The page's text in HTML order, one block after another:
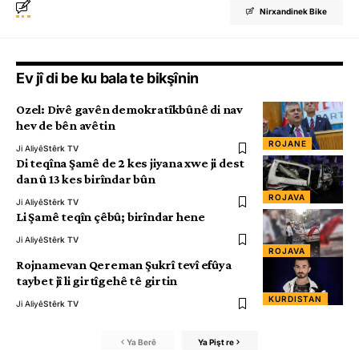
Nirxandinek Bike
Ev jî di be ku bala te bikşînin
ROJANE
Ozel: Divê gavên demokratîkbûnê di nav
hev de bên avêtin
Ji AliyêStêrk TV
ROJAVA
Di teqîna Şamê de 2 kes jiyana xwe ji dest
dan û 13 kes birîndar bûn
Ji AliyêStêrk TV
ROJAVA
Li Şamê teqîn çêbû; birîndar hene
Ji AliyêStêrk TV
KURDISTAN
Rojnamevan Qereman Şukrî tevî efûya
taybet jî li girtîgehê tê girtin
Ji AliyêStêrk TV
Ya Berê Ya Pişt re